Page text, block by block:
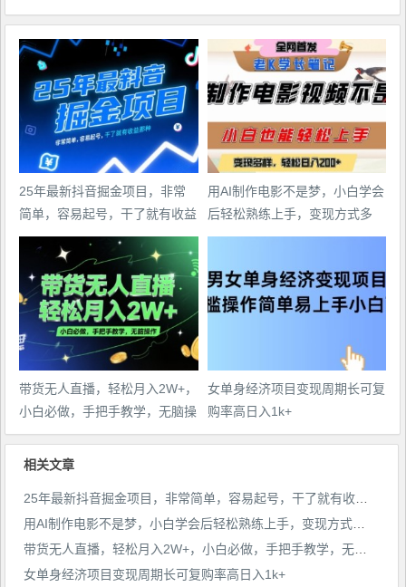
25年最新抖音掘金项目，非常
简单，容易起号，干了就有收益
那种
用AI制作电影不是梦，小白学会
后轻松熟练上手，变现方式多
样，日入2张+
带货无人直播，轻松月入2W+，
小白必做，手把手教学，无脑操
作(附学习资料)
女单身经济项目变现周期长可复
购率高日入1k+
相关文章
25年最新抖音掘金项目，非常简单，容易起号，干了就有收益那种
用AI制作电影不是梦，小白学会后轻松熟练上手，变现方式多样，日入2张+
带货无人直播，轻松月入2W+，小白必做，手把手教学，无脑操作(附学习资料)
女单身经济项目变现周期长可复购率高日入1k+